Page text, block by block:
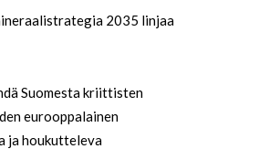
2035 linjaa
Suomesta kriittisten
eurooppalainen
ja houkutteleva